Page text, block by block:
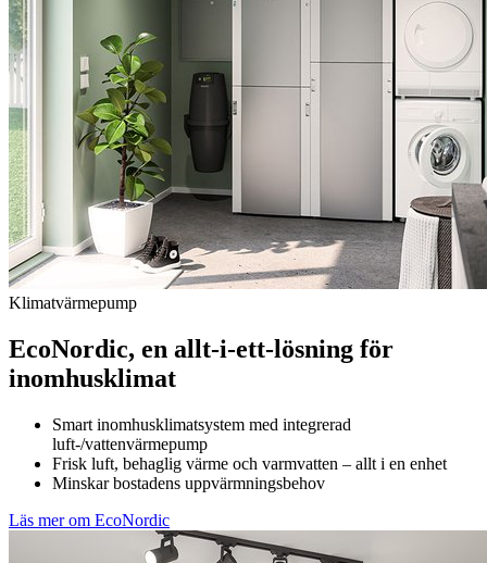
Klimatvärmepump
EcoNordic, en allt-i-ett-lösning för
inomhusklimat
Smart inomhusklimatsystem med integrerad
luft-/vattenvärmepump
Frisk luft, behaglig värme och varmvatten – allt i en enhet
Minskar bostadens uppvärmningsbehov
Läs mer om EcoNordic